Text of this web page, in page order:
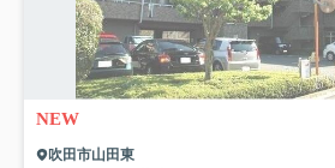
NEW
吹田市山田東